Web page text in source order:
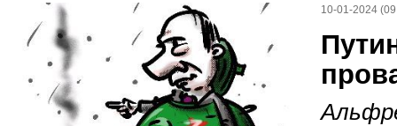
10-01-2024